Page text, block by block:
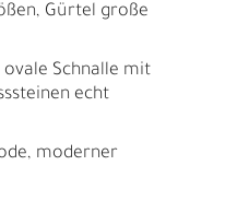
Gürtel große
Schnalle mit
echt
moderner